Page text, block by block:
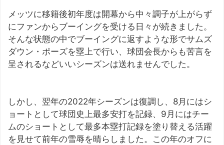
メッツに移籍後初年度は開幕から中々調子が上がらず
にファンからブーイングを受ける日々が続きました。
そんな状態の中でブーイングに返すような形でサムズ
ダウン・ポーズを塁上で行い、球団会長からも苦言を
呈されるなどいいシーズンは送れませんでした。
しかし、翌年の2022年シーズンは復調し、8月にはシ
ョートとして球団史上最多安打を記録、9月にはチー
ムのショートとして最多本塁打記録を塗り替える活躍
を見せて前年の雪辱を晴らしました。この年のオフに